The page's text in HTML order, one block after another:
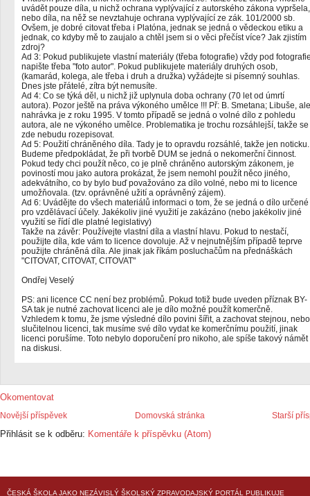
uvádět pouze díla, u nichž ochrana vyplývající z autorského zákona vypršela,
nebo díla, na něž se nevztahuje ochrana vyplývající ze zák. 101/2000 sb.
Ovšem, je dobré citovat třeba i Platóna, jednak se jedná o vědeckou etiku a
jednak, co kdyby mě to zaujalo a chtěl jsem si o věci přečíst více? Jak zjistím
zdroj?
Ad 3: Pokud publikujete vlastní materiály (třeba fotografie) vždy pod
napište třeba "foto autor". Pokud publikujete materiály druhých osob,
(kamarád, kolega, ale třeba i druh a družka) vyžádejte si písemný souhlas.
Dnes jste přátelé, zítra být nemusíte.
Ad 4: Co se týká děl, u nichž již uplynula doba ochrany (70 let od úmrtí
autora). Pozor ještě na práva výkoného umělce !!! Př: B. Smetana; Libuše, ale
nahrávka je z roku 1995. V tomto případě se jedná o volné dílo z pohledu
autora, ale ne výkoného umělce. Problematika je trochu rozsáhlejší, takže se
zde nebudu rozepisovat.
Ad 5: Použití chráněného díla. Tady je to opravdu rozsáhlé, takže jen noticku.
Budeme předpokládat, že při tvorbě DUM se jedná o nekomerční činnost.
Pokud tedy chci použít něco, co je plně chráněno autorským zákonem, je
poviností mou jako autora prokázat, že jsem nemohl použít něco jiného,
adekvátního, co by bylo buď považováno za dílo volné, nebo mi to licence
umožňovala. (tzv. oprávněné užití a oprávněný zájem).
Ad 6: Uvádějte do všech materiálů informaci o tom, že se jedná o dílo určené
pro vzdělávací účely. Jakékoliv jiné využití je zakázáno (nebo jakékoliv jiné
využití se řídí dle platné legislativy)
Takže na závěr: Používejte vlastní díla a vlastní hlavu. Pokud to nestačí,
použijte díla, kde vám to licence dovoluje. Až v nejnutnějším případě teprve
použijte chráněná díla. Ale jinak jak říkám posluchačům na přednáškách
"CITOVAT, CITOVAT, CITOVAT"
Ondřej Veselý
PS: ani licence CC není bez problémů. Pokud totiž bude uveden příznak BY-
SA tak je nutné zachovat licenci ale je dílo možné použít komerčně.
Vzhledem k tomu, že jsme výsledné dílo povini šířit, a zachovat stejnou, nebo
slučitelnou licenci, tak musíme své dílo vydat ke komerčnímu použití, jinak
licenci porušíme. Toto nebylo doporučení pro nikoho, ale spíše takový námět
na diskusi.
Okomentovat
Novější příspěvek Starší
Domovská stránka
Přihlásit se k odběru: Komentáře k příspěvku (Atom)
ČESKÁ ŠKOLA JAKO NEZÁVISLÝ ŠKOLSKÝ ZPRAVODAJSKÝ PORTÁL PUBLIKUJE